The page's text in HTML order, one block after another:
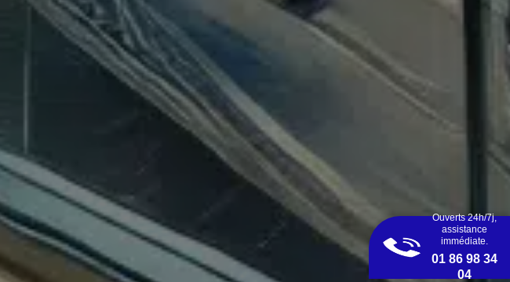
Ouverts 24h/7j,
assistance
immédiate.
01 86 98 34
04